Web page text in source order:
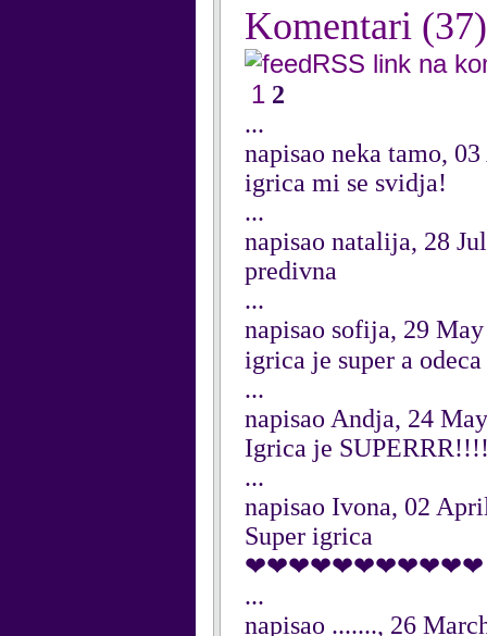
Komentari (37)
RSS link na
1 2
...
napisao neka tamo,
igrica mi se svidja!
...
napisao natalija, 28
predivna
...
napisao sofija, 29
igrica je super a odeca
...
napisao Andja, 24
Igrica je
...
napisao Ivona, 02
Super igrica
❤❤❤❤❤❤❤❤❤❤❤
...
napisao ......., 26